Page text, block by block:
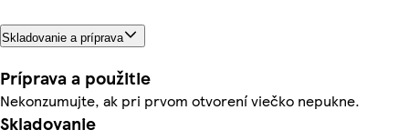
Skladovanie a príprava
Príprava a použitie
Nekonzumujte, ak pri prvom otvorení viečko nepukne.
Skladovanie